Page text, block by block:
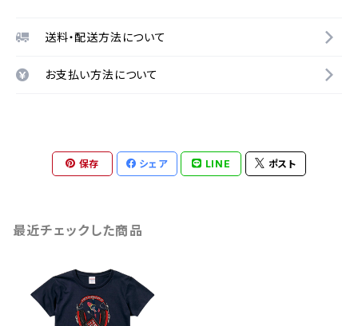
送料・配送方法について
お支払い方法について
保存 シェア LINE ポスト
最近チェックした商品